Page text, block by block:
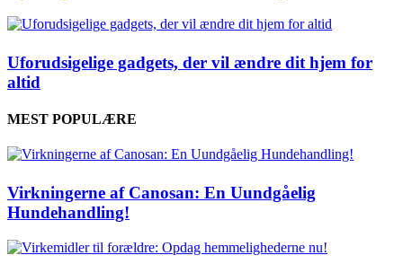
Uforudsigelige gadgets, der vil ændre dit hjem for
altid
MEST POPULÆRE
Virkningerne af Canosan: En Uundgåelig
Hundehandling!